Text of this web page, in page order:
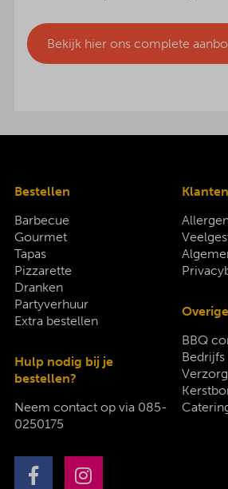
Bekijk hier ons complete
Bestellen
Barbecue
Gourmet
Tapas
Pizzarette
Dranken
Partyverhuur
Extra bestellen
Hulp nodig bij je
bestellen?
Neem contact op via 085-
0250175
BBQ
Bedrijfs